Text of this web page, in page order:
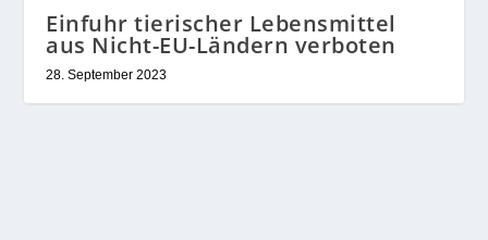
Einfuhr tierischer Lebensmittel
aus Nicht-EU-Ländern verboten
28. September 2023